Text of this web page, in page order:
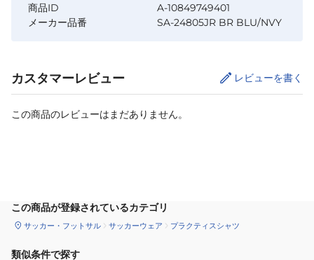
商品ID
A-10849749401
メーカー品番
SA-24805JR BR BLU/NVY
カスタマーレビュー レビューを書く
この商品のレビューはまだありません。
この商品が登録されているカテゴリ
サッカー・フットサル サッカーウェア プラクティスシャツ
類似条件で探す